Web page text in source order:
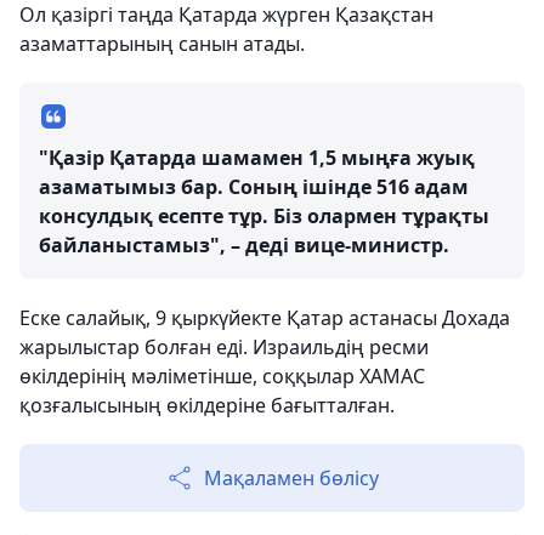
Ол қазіргі таңда Қатарда жүрген Қазақстан
азаматтарының санын атады.
"Қазір Қатарда шамамен 1,5 мыңға жуық
азаматымыз бар. Соның ішінде 516 адам
консулдық есепте тұр. Біз олармен тұрақты
байланыстамыз", – деді вице-министр.
Еске салайық, 9 қыркүйекте Қатар астанасы Дохада
жарылыстар болған еді. Израильдің ресми
өкілдерінің мәліметінше, соққылар ХАМАС
қозғалысының өкілдеріне бағытталған.
Мақаламен бөлісу